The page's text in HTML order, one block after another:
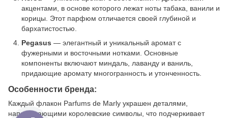
акцентами, в основе которого лежат ноты табака, ванили и
корицы. Этот парфюм отличается своей глубиной и
бархатистостью.
Pegasus — элегантный и уникальный аромат с
фужерными и восточными нотками. Основные
компоненты включают миндаль, лаванду и ваниль,
придающие аромату многогранность и утонченность.
Особенности бренда:
Каждый флакон Parfums de Marly украшен деталями,
напоминающими королевские символы, что подчеркивает